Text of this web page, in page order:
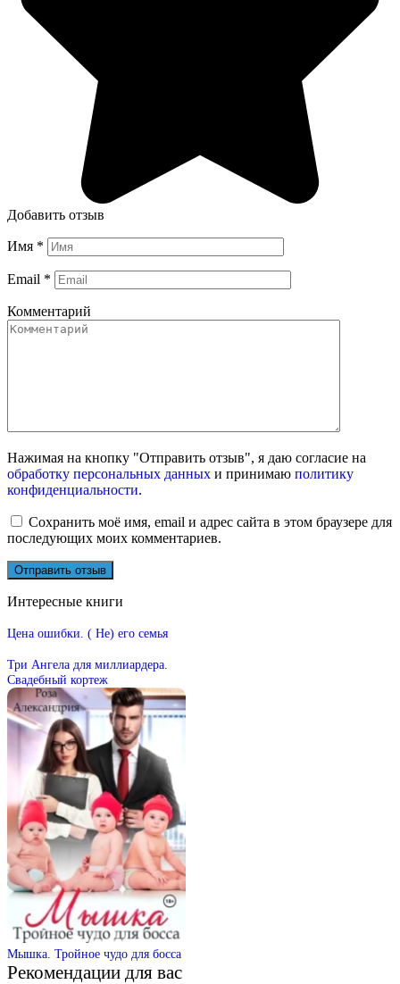
Добавить отзыв
Имя *
Email *
Комментарий
Нажимая на кнопку "Отправить отзыв", я даю согласие на
обработку персональных данных и принимаю политику
конфиденциальности.
Сохранить моё имя, email и адрес сайта в этом браузере для
последующих моих комментариев.
Интересные книги
Цена ошибки. ( Не) его семья
Три Ангела для миллиардера.
Свадебный кортеж
Мышка. Тройное чудо для босса
Рекомендации для вас